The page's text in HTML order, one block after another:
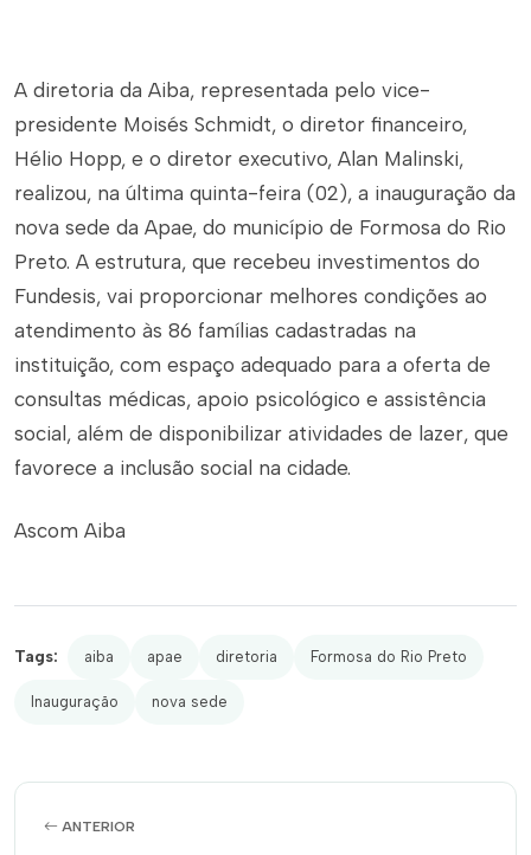
A diretoria da Aiba, representada pelo vice-
presidente Moisés Schmidt, o diretor financeiro,
Hélio Hopp, e o diretor executivo, Alan Malinski,
realizou, na última quinta-feira (02), a inauguração da
nova sede da Apae, do município de Formosa do Rio
Preto. A estrutura, que recebeu investimentos do
Fundesis, vai proporcionar melhores condições ao
atendimento às 86 famílias cadastradas na
instituição, com espaço adequado para a oferta de
consultas médicas, apoio psicológico e assistência
social, além de disponibilizar atividades de lazer, que
favorece a inclusão social na cidade.
Ascom Aiba
Tags: aiba apae diretoria Formosa do Rio Preto
Inauguração nova sede
ANTERIOR